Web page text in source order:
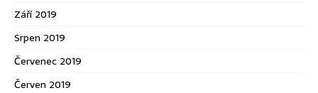
Září 2019
Srpen 2019
Červenec 2019
Červen 2019